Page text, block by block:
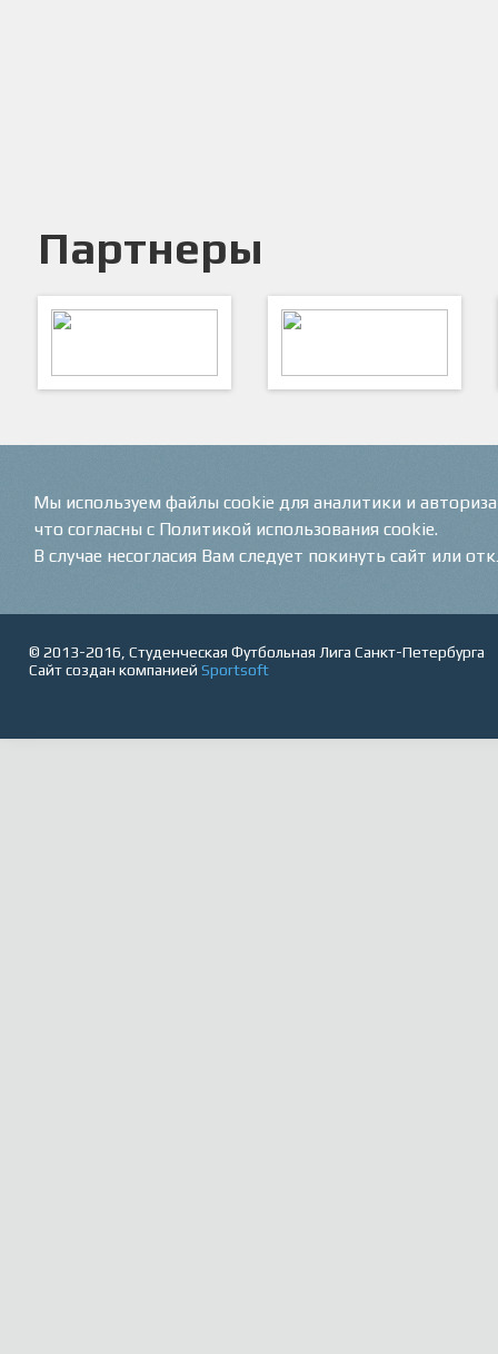
Партнеры
© 2013-2016, Студенческая Футбольная Лига Санкт-Петербурга
Сайт создан компанией Sportsoft
Мы используем файлы cookie для аналитики и
что согласны с Политикой использования cookie.
В случае несогласия Вам следует покинуть сайт или